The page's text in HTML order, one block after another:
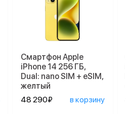
Смартфон Apple
iPhone 14 256 ГБ,
Dual: nano SIM + eSIM,
желтый
48 290₽
в корзину